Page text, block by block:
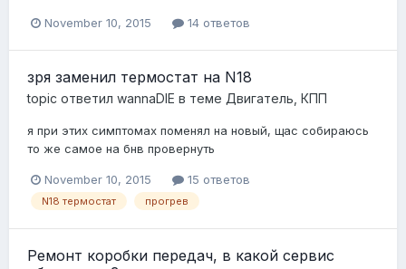
November 10, 2015 14 ответов
зря заменил термостат на N18
topic ответил wannaDIE в теме Двигатель, КПП
я при этих симптомах поменял на новый, щас собираюсь
то же самое на бнв провернуть
November 10, 2015 15 ответов
N18 термостат прогрев
Ремонт коробки передач, в какой сервис